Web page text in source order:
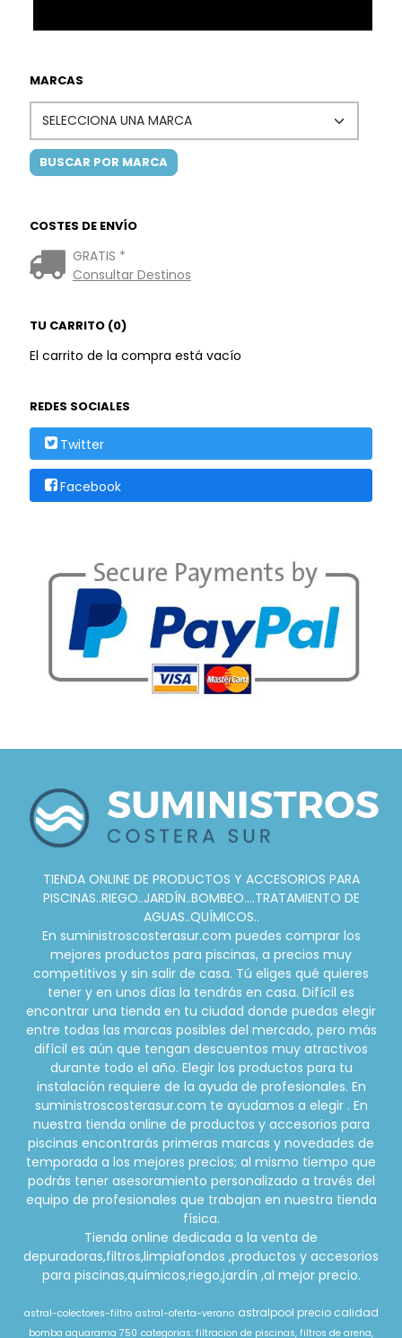
MARCAS
COSTES DE ENVÍO
GRATIS *
Consultar Destinos
TU CARRITO (0)
El carrito de la compra está vacío
REDES SOCIALES
Twitter
Facebook
TIENDA ONLINE DE PRODUCTOS Y ACCESORIOS PARA
PISCINAS..RIEGO..JARDÍN..BOMBEO....TRATAMIENTO DE
AGUAS..QUÍMICOS..
En suministroscosterasur.com puedes comprar los
mejores productos para piscinas, a precios muy
competitivos y sin salir de casa. Tú eliges qué quieres
tener y en unos días la tendrás en casa. Difícil es
encontrar una tienda en tu ciudad donde puedas elegir
entre todas las marcas posibles del mercado, pero más
difícil es aún que tengan descuentos muy atractivos
durante todo el año. Elegir los productos para tu
instalación requiere de la ayuda de profesionales. En
suministroscosterasur.com te ayudamos a elegir . En
nuestra tienda online de productos y accesorios para
piscinas encontrarás primeras marcas y novedades de
temporada a los mejores precios; al mismo tiempo que
podrás tener asesoramiento personalizado a través del
equipo de profesionales que trabajan en nuestra tienda
física.
Tienda online dedicada a la venta de
depuradoras,filtros,limpiafondos ,productos y accesorios
para piscinas,químicos,riego,jardín ,al mejor precio.
astral-colectores-filtro astral-oferta-verano astralpool precio calidad
bomba aquarama 750 categorias: filtracion de piscinas, filtros de arena,